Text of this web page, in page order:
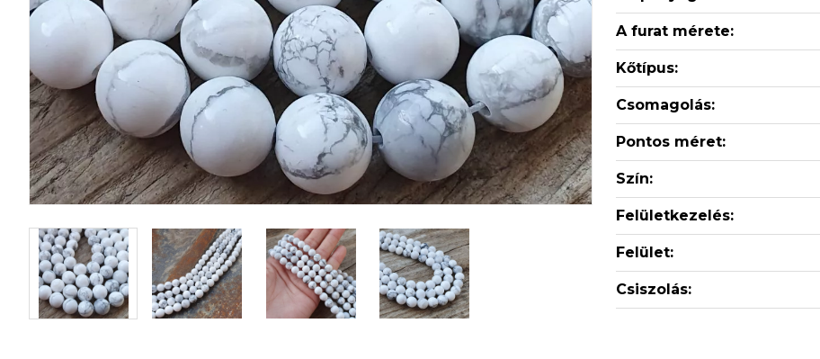
A furat mérete:
Kőtípus:
Csomagolás:
Pontos méret:
Szín:
Felületkezelés:
Felület:
Csiszolás: